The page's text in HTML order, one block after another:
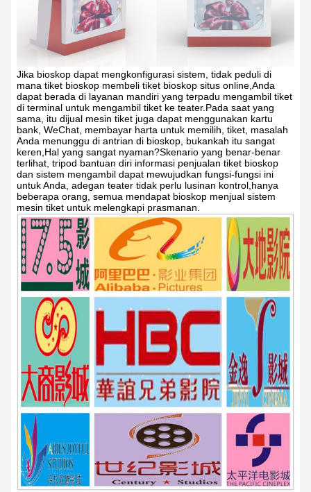
Jika bioskop dapat mengkonfigurasi sistem, tidak peduli di
mana tiket bioskop membeli tiket bioskop situs online,Anda
dapat berada di layanan mandiri yang terpadu mengambil tiket
di terminal untuk mengambil tiket ke teater.Pada saat yang
sama, itu dijual mesin tiket juga dapat menggunakan kartu
bank, WeChat, membayar harta untuk memilih, tiket, masalah
Anda menunggu di antrian di bioskop, bukankah itu sangat
keren,Hal yang sangat nyaman?Skenario yang benar-benar
terlihat, tripod bantuan diri informasi penjualan tiket bioskop
dan sistem mengambil dapat mewujudkan fungsi-fungsi ini
untuk Anda, adegan teater tidak perlu lusinan kontrol,hanya
beberapa orang, semua mendapat bioskop menjual sistem
mesin tiket untuk melengkapi prasmanan.